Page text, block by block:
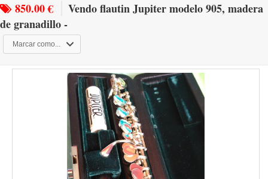
850.00 €
Vendo flautin Jupiter modelo 905, madera
de granadillo -
Marcar como...